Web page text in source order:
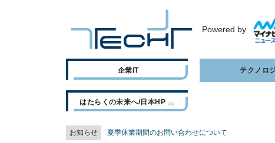
Powered by
企業IT テクノロ
はたらくの未来へ/日本HP
お知らせ 夏季休業期間のお問い合わせについて